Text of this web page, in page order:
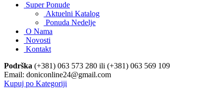
Super Ponude
Aktuelni Katalog
Ponuda Nedelje
O Nama
Novosti
Kontakt
Podrška (+381) 063 573 280 ili (+381) 063 569 109
Email: doniconline24@gmail.com
Kupuj po Kategoriji